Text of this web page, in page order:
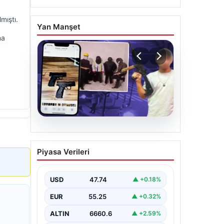
Yan Manşet
Casperlar çetesine yeni
iddianame
Piyasa Verileri
USD 47.74 ▲ +0.18%
EUR 55.25 ▲ +0.32%
ALTIN 6660.6 ▲ +2.59%